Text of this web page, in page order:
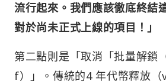
流行起來。我們應該徹底終結
對於尚未正式上線的項目！」
第二點則是「取消「批量解
f）」。傳統的4 年代幣釋放